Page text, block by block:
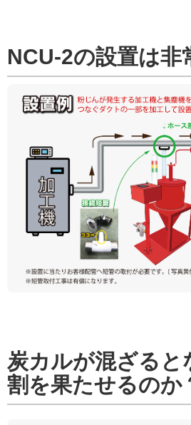
NCU-2の設置は非
炭カルが混ざると
割を果たせるのか